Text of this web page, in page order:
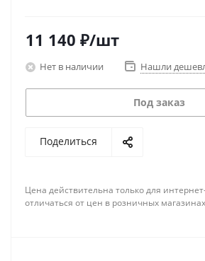
11 140 ₽/шт
Нет в наличии Нашли
Под заказ
Поделиться
Цена действительна только для
отличаться от цен в розничных магазинах